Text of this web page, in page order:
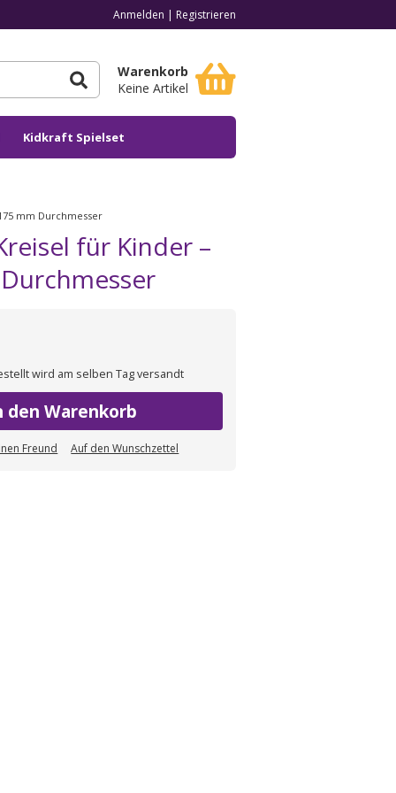
Anmelden | Registrieren
Warenkorb
Keine Artikel
Kidkraft Spielset
mm Durchmesser
für Kinder –
wird am selben Tag versandt
den Warenkorb
Freund Auf den Wunschzettel